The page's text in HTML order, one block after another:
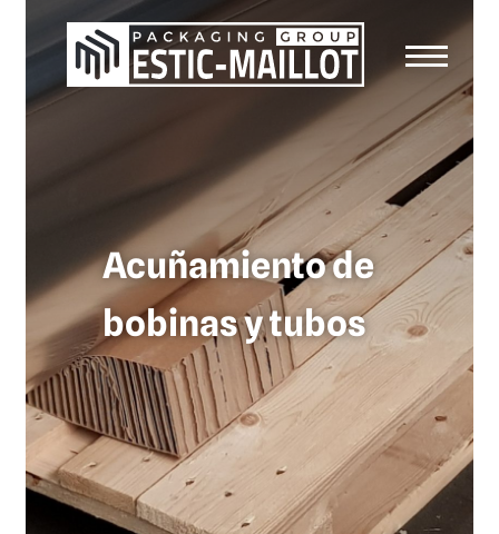
Acuñamiento de
bobinas y tubos